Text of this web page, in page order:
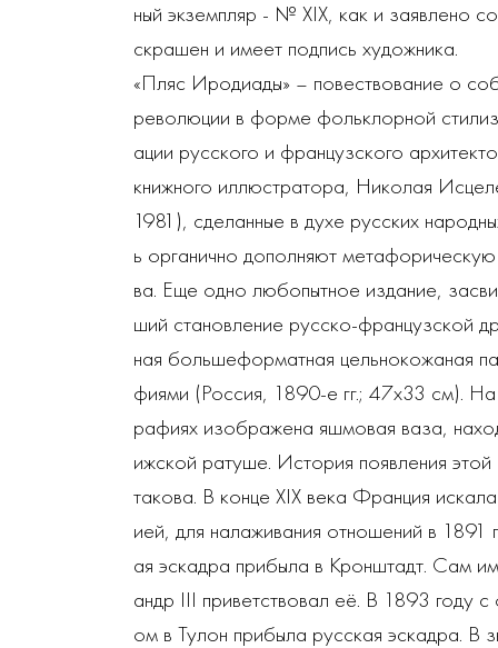
ный экземпляр - № XIX, как и заявлено
скрашен и имеет подпись художника.
«Пляс Иродиады» – повествование о
революции в форме фольклорной
ации русского и французского
книжного иллюстратора, Николая
1981), сделанные в духе русских
ь органично дополняют
ва. Еще одно любопытное издание,
ший становление русско-французской
ная большеформатная цельнокожаная
фиями (Россия, 1890-е гг.; 47х33 см).
рафиях изображена яшмовая ваза,
ижской ратуше. История появления
такова. В конце XIX века Франция
ией, для налаживания отношений в 1891
ая эскадра прибыла в Кронштадт. Сам
андр III приветствовал её. В 1893 году с
ом в Тулон прибыла русская эскадра. В